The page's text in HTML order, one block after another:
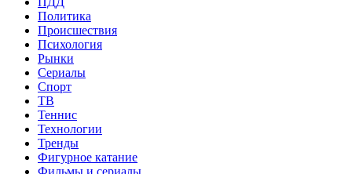
Политика
Происшествия
Психология
Рынки
Сериалы
Спорт
ТВ
Теннис
Технологии
Тренды
Фигурное катание
Фильмы и сериалы